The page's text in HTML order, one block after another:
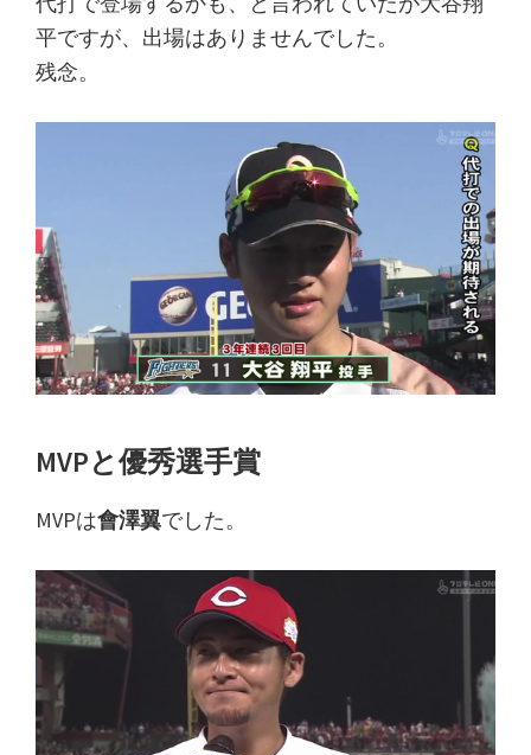
平ですが、出場はありませんでした。
残念。
MVPと優秀選手賞
MVPは會澤翼でした。